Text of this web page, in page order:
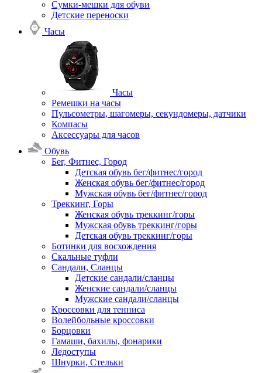
Сумки-мешки для обуви
Детские переноски
Часы
Часы
Ремешки на часы
Пульсометры, шагомеры, секундомеры, датчики
Компасы
Аксессуары для часов
Обувь
Бег, Фитнес, Город
Детская обувь бег/фитнес/город
Женская обувь бег/фитнес/город
Мужская обувь бег/фитнес/город
Треккинг, Горы
Женская обувь треккинг/горы
Мужская обувь треккинг/горы
Детская обувь треккинг/горы
Ботинки для восхождения
Скальные туфли
Сандали, Сланцы
Детские сандали/сланцы
Женские сандали/сланцы
Мужские сандали/сланцы
Кроссовки для тенниса
Волейбольные кроссовки
Борцовки
Гамаши, бахилы, фонарики
Ледоступы
Шнурки, Стельки